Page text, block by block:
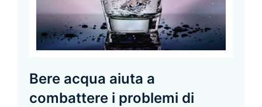
Bere acqua aiuta a
combattere i problemi di